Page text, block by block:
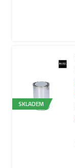
SKLADEM